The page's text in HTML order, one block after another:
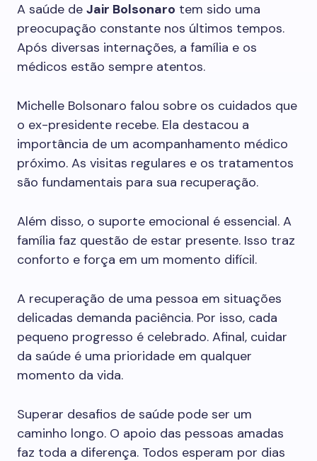
A saúde de Jair Bolsonaro tem sido uma
preocupação constante nos últimos tempos.
Após diversas internações, a família e os
médicos estão sempre atentos.
Michelle Bolsonaro falou sobre os cuidados que
o ex-presidente recebe. Ela destacou a
importância de um acompanhamento médico
próximo. As visitas regulares e os tratamentos
são fundamentais para sua recuperação.
Além disso, o suporte emocional é essencial. A
família faz questão de estar presente. Isso traz
conforto e força em um momento difícil.
A recuperação de uma pessoa em situações
delicadas demanda paciência. Por isso, cada
pequeno progresso é celebrado. Afinal, cuidar
da saúde é uma prioridade em qualquer
momento da vida.
Superar desafios de saúde pode ser um
caminho longo. O apoio das pessoas amadas
faz toda a diferença. Todos esperam por dias